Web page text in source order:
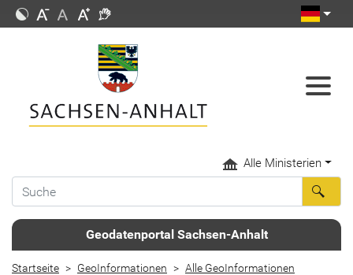
Alle Ministerien
Geodatenportal Sachsen-Anhalt
Startseite GeoInformationen
Alle GeoInformationen